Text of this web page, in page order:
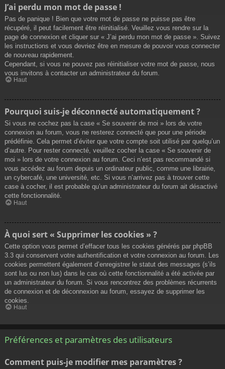
J’ai perdu mon mot de passe !
Pas de panique ! Bien que votre mot de passe ne puisse pas être
récupéré, il peut facilement être réinitialisé. Veuillez vous rendre sur la
page de connexion et cliquer sur « J’ai perdu mon mot de passe ». Suivez
les instructions et vous devriez être en mesure de pouvoir vous connecter
de nouveau rapidement.
Cependant, si vous ne pouvez pas réinitialiser votre mot de passe, nous
vous invitons à contacter un administrateur du forum.
Haut
Pourquoi suis-je déconnecté automatiquement ?
Si vous ne cochez pas la case « Se souvenir de moi » lors de votre
connexion au forum, vous ne resterez connecté que pour une période
prédéfinie. Cela permet d’éviter que votre compte soit utilisé par quelqu’un
d’autre. Pour rester connecté, veuillez cocher la case « Se souvenir de
moi » lors de votre connexion au forum. Ceci n’est pas recommandé si
vous accédez au forum depuis un ordinateur public, comme une librairie,
un cybercafé, une université, etc. Si vous n’arrivez pas à trouver cette
case à cocher, il est probable qu’un administrateur du forum ait désactivé
cette fonctionnalité.
Haut
À quoi sert « Supprimer les cookies » ?
Cette option vous permet d’effacer tous les cookies générés par phpBB
3.3 qui conservent votre authentification et votre connexion au forum. Les
cookies permettent également d’enregistrer le statut des messages (s’ils
sont lus ou non lus) dans le cas où cette fonctionnalité a été activée par
un administrateur du forum. Si vous rencontrez des problèmes récurrents
de connexion et de déconnexion au forum, essayez de supprimer les
cookies.
Haut
Préférences et paramètres des utilisateurs
Comment puis-je modifier mes paramètres ?